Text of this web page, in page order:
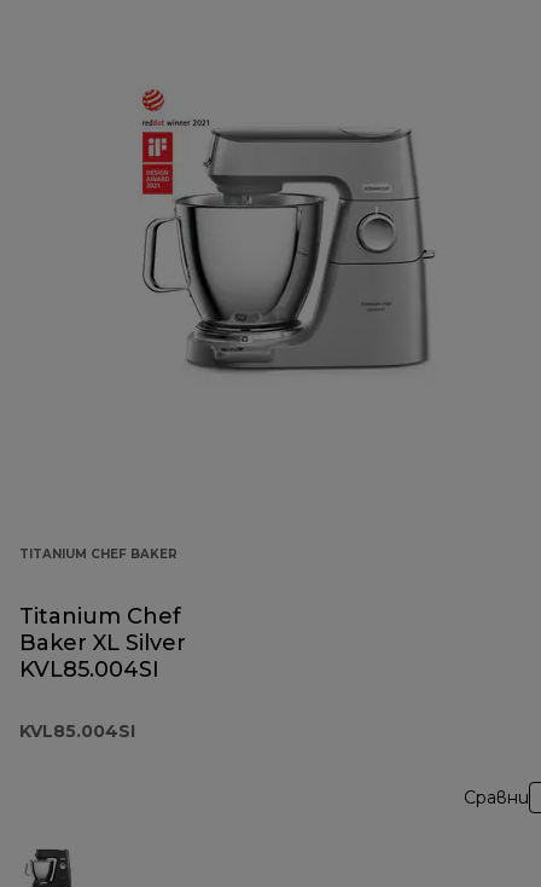
TITANIUM CHEF BAKER
Titanium Chef
Baker XL Silver
KVL85.004SI
KVL85.004SI
Сравни